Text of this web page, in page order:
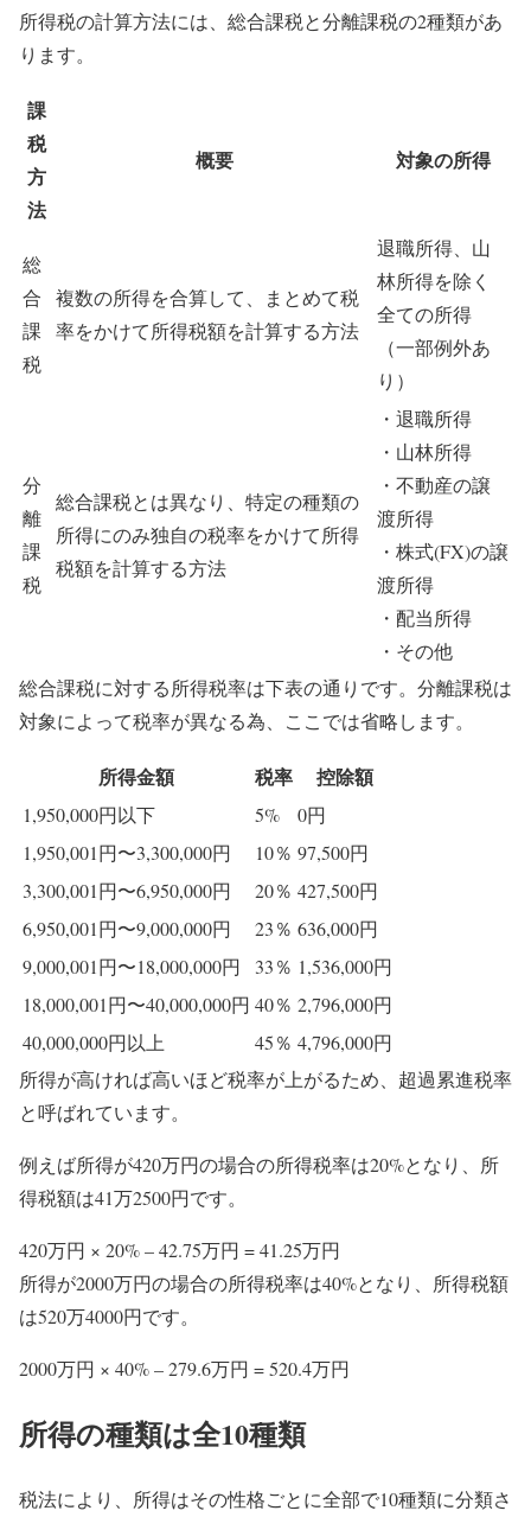
所得税の計算方法には、総合課税と分離課税の2種類があ
ります。
課
税
方
法
概要 対象の所得
総
合
課
税
複数の所得を合算して、
まとめて税
率をかけて所得税額を計算する方法
退職所得、山
林所得を除く
全ての所得
（一部例外あ
り）
分
離
課
税
総合課税とは異なり、 特定の種類の
所得にのみ独自の税率をかけて所得
税額を計算する方法
・退職所得
・山林所得
・不動産の譲
渡所得
・株式(FX)の譲
渡所得
・配当所得
・その他
総合課税に対する所得税率は下表の通りです。分離課税は
対象によって税率が異なる為、ここでは省略します。
所得金額 税率 控除額
1,950,000円以下 5%
0円
1,950,001円〜3,300,000円
10％ 97,500円
3,300,001円〜6,950,000円
20％ 427,500円
6,950,001円〜9,000,000円
23％ 636,000円
9,000,001円〜18,000,000円
33％ 1,536,000円
18,000,001円〜40,000,000円 40％ 2,796,000円
40,000,000円以上
45％ 4,796,000円
所得が高ければ高いほど税率が上がるため、超過累進税率
と呼ばれています。
例えば所得が420万円の場合の所得税率は20%となり、所
得税額は41万2500円です。
420万円 × 20% – 42.75万円 = 41.25万円
所得が2000万円の場合の所得税率は40%となり、所得税額
は520万4000円です。
2000万円 × 40% – 279.6万円 = 520.4万円
所得の種類は全10種類
税法により、所得はその性格ごとに全部で10種類に分類さ